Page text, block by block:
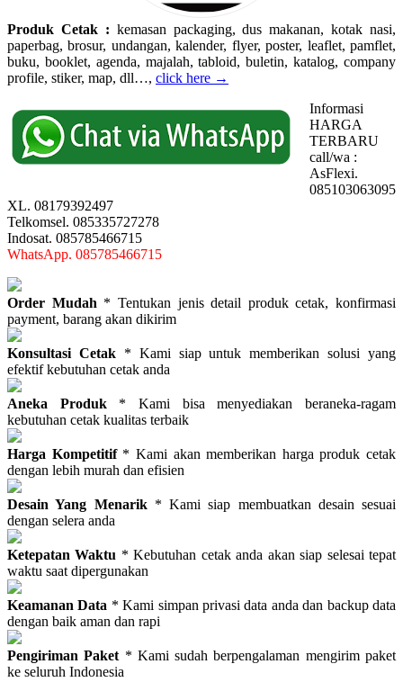
Produk Cetak : kemasan packaging, dus makanan, kotak nasi,
paperbag, brosur, undangan, kalender, flyer, poster, leaflet, pamflet,
buku, booklet, agenda, majalah, tabloid, buletin, katalog, company
profile, stiker, map, dll…, click here →
Informasi
HARGA
TERBARU
call/wa :
AsFlexi.
085103063095
XL. 08179392497
Telkomsel. 085335727278
Indosat. 085785466715
WhatsApp. 085785466715
Order Mudah * Tentukan jenis detail produk cetak, konfirmasi
payment, barang akan dikirim
Konsultasi Cetak* Kami siap untuk memberikan solusi yang
efektif kebutuhan cetak anda
Aneka Produk * Kami bisa menyediakan beraneka-ragam
kebutuhan cetak kualitas terbaik
Harga Kompetitif* Kami akan memberikan harga produk cetak
dengan lebih murah dan efisien
Desain Yang Menarik* Kami siap membuatkan desain sesuai
dengan selera anda
Ketepatan Waktu * Kebutuhan cetak anda akan siap selesai tepat
waktu saat dipergunakan
Keamanan Data * Kami simpan privasi data anda dan backup data
dengan baik aman dan rapi
Pengiriman Paket * Kami sudah berpengalaman mengirim paket
ke seluruh Indonesia